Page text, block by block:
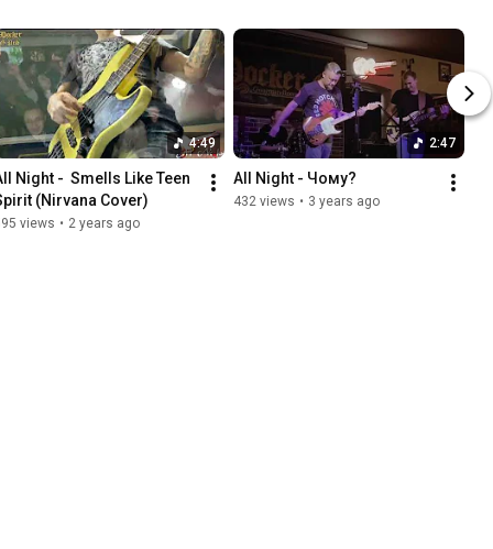
4:49
Night -  Smells Like Teen
(Nirvana Cover)
views • 2 years ago
2:47
All Night - Чому?
432 views • 3 years ago